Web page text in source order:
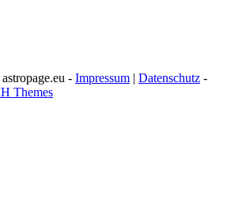
- Impressum | Datenschutz -
Themes